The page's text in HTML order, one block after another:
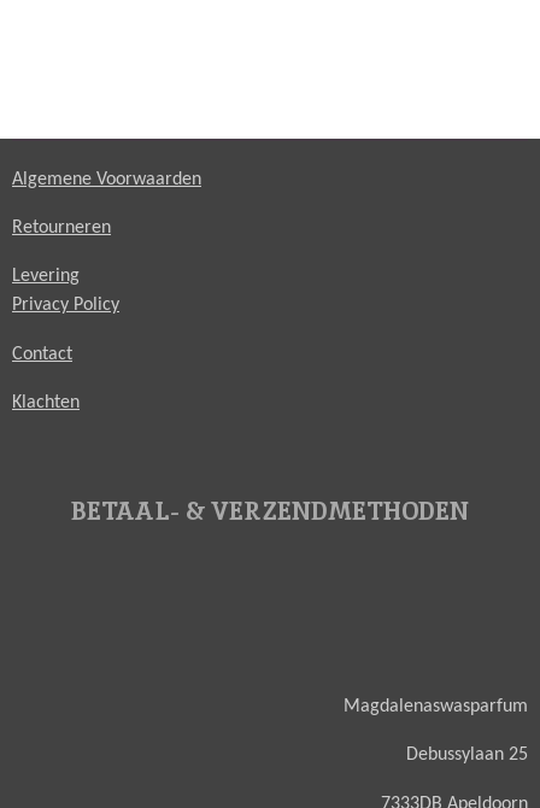
Algemene Voorwaarden
Retourneren
Levering
Privacy Policy
Contact
Klachten
BETAAL- & VERZENDMETHODEN
Magdalenaswasparfum
Debussylaan 25
7333DB Apeldoorn